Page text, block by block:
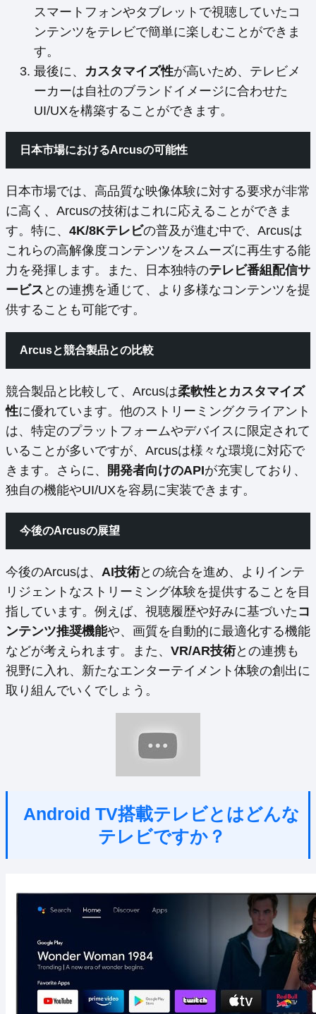
スマートフォンやタブレットで視聴していたコ
ンテンツをテレビで簡単に楽しむことができま
す。
最後に、 カスタマイズ性が高いため、テレビメ
ーカーは自社のブランドイメージに合わせた
UI/UXを構築することができます。
日本市場におけるArcusの可能性
日本市場では、高品質な映像体験に対する要求が非常
に高く、Arcusの技術はこれに応えることができま
す。特に、 4K/8Kテレビの普及が進む中で、Arcusは
これらの高解像度コンテンツをスムーズに再生する能
力を発揮します。また、日本独特のテレビ番組配信サ
ービス との連携を通じて、より多様なコンテンツを提
供することも可能です。
Arcusと競合製品との比較
競合製品と比較して、Arcusは柔軟性とカスタマイズ
性に優れています。他のストリーミングクライアント
は、特定のプラットフォームやデバイスに限定されて
いることが多いですが、Arcusは様々な環境に対応で
きます。さらに、
開発者向けのAPIが充実しており、
独自の機能やUI/UXを容易に実装できます。
今後のArcusの展望
今後のArcusは、 AI技術との統合を進め、よりインテ
リジェントなストリーミング体験を提供することを目
指しています。例えば、視聴履歴や好みに基づいた コ
ンテンツ推奨機能や、画質を自動的に最適化する機能
などが考えられます。また、 VR/AR技術との連携も
視野に入れ、新たなエンターテイメント体験の創出に
取り組んでいくでしょう。
Android TV搭載テレビとはどんな
テレビですか？